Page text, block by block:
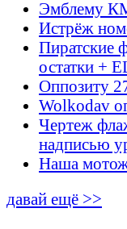
Эмблему
Истрёж
Пиратские
остатки +
Оппозиту
Wolkodav
Чертеж
надписью
Наша
давай ещё >>